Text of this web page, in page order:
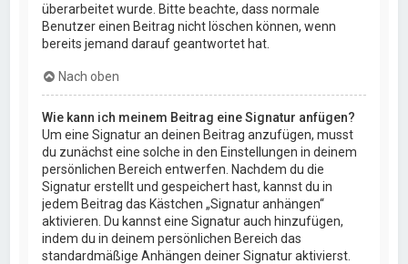
überarbeitet wurde. Bitte beachte, dass normale
Benutzer einen Beitrag nicht löschen können, wenn
bereits jemand darauf geantwortet hat.
Nach oben
Wie kann ich meinem Beitrag eine Signatur anfügen?
Um eine Signatur an deinen Beitrag anzufügen, musst
du zunächst eine solche in den Einstellungen in deinem
persönlichen Bereich entwerfen. Nachdem du die
Signatur erstellt und gespeichert hast, kannst du in
jedem Beitrag das Kästchen „Signatur anhängen“
aktivieren. Du kannst eine Signatur auch hinzufügen,
indem du in deinem persönlichen Bereich das
standardmäßige Anhängen deiner Signatur aktivierst.